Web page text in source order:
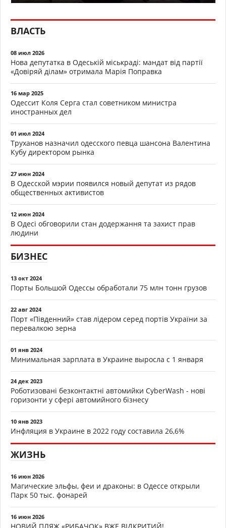
ВЛАСТЬ
08 июл 2026
Нова депутатка в Одеській міськраді: мандат від партії
«Довіряй ділам» отримала Марія Поправка
16 мар 2025
Одессит Коля Серга стал советником министра
иностранных дел
01 июл 2024
Труханов назначил одесского певца шансона Валентина
Кубу директором рынка
27 июн 2024
В Одесской мэрии появился новый депутат из рядов
общественных активистов
12 июн 2024
В Одесі обговорили стан додержання та захист прав
людини
БИЗНЕС
13 окт 2024
Порты Большой Одессы обработали 75 млн тонн грузов
22 авг 2024
Порт «Південний» став лідером серед портів України за
перевалкою зерна
01 янв 2024
Минимальная зарплата в Украине выросла с 1 января
24 дек 2023
Роботизовані безконтактні автомийки CyberWash - нові
горизонти у сфері автомийного бізнесу
10 янв 2023
Инфляция в Украине в 2022 году составила 26,6%
ЖИЗНЬ
16 июн 2026
Магические эльфы, феи и драконы: в Одессе открыли
Парк 50 тыс. фонарей
16 июн 2026